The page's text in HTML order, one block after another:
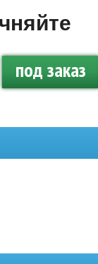
под заказ